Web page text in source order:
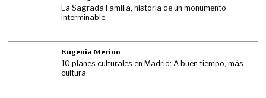
La Sagrada Familia, historia de un monumento
interminable
Eugenia Merino
10 planes culturales en Madrid: A buen tiempo, más
cultura